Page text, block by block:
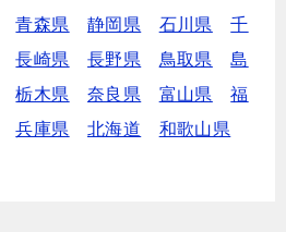
青森県 静岡県 石川県
千
長崎県 長野県 鳥取県
島
栃木県 奈良県 富山県
福
兵庫県 北海道 和歌山県